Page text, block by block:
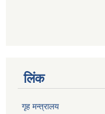
लिंक
गृह मन्त्रालय